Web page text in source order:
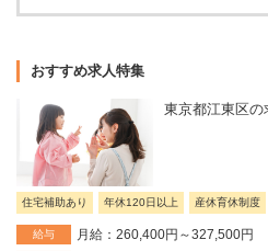
おすすめ求人特集
東京都江東区の
住宅補助あり 年休120日以上 産休育休制度
給与 月給：260,400円～327,500円